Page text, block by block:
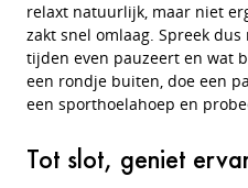
relaxt natuurlijk, maar niet
zakt snel omlaag. Spreek
tijden even pauzeert en wat
een rondje buiten, doe een
een sporthoelahoep en
Tot slot, geniet